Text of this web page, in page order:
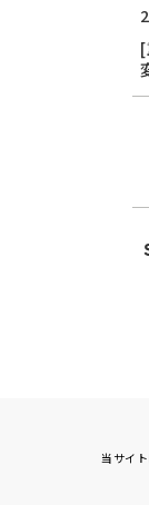
当サイ